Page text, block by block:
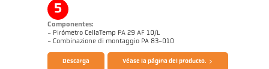
5
Componentes:
- Pirómetro CellaTemp PA 29 AF 10/L
- Combinazione di montaggio PA 83-010
Folleto CellaTemp PA Cuestionario Pirómetros de radiación
Descarga Véase la página del producto.